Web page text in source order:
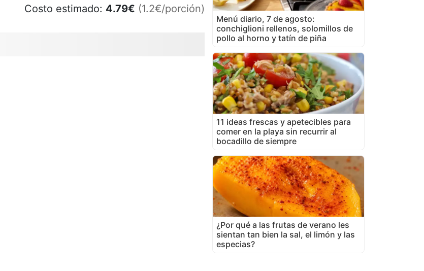
Costo estimado: 4.79€ (1.2€/porción)
Menú diario, 7 de agosto:
conchiglioni rellenos, solomillos de
pollo al horno y tatín de piña
11 ideas frescas y apetecibles para
comer en la playa sin recurrir al
bocadillo de siempre
¿Por qué a las frutas de verano les
sientan tan bien la sal, el limón y las
especias?